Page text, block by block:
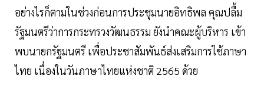
อย่างไรก็ตามในช่วงก่อนการประชุมนายอิทธิพล คุณปลื้ม
รัฐมนตรีว่าการกระทรวงวัฒนธรรม ยังนำคณะผู้บริหาร เข้า
พบนายกรัฐมนตรี เพื่อประชาสัมพันธ์ส่งเสริมการใช้ภาษา
ไทย เนื่องในวันภาษาไทยแห่งชาติ 2565 ด้วย